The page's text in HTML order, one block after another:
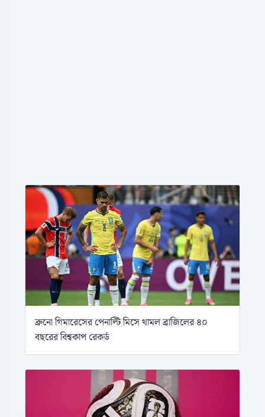
ব্রুনো গিমারেসের পেনাল্টি মিসে থামল ব্রাজিলের ৪০
বছরের বিশ্বকাপ রেকর্ড